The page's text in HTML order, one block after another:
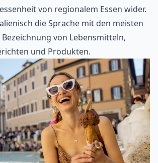
von regionalem Essen wider.
die Sprache mit den meisten
von Lebensmitteln,
und Produkten.